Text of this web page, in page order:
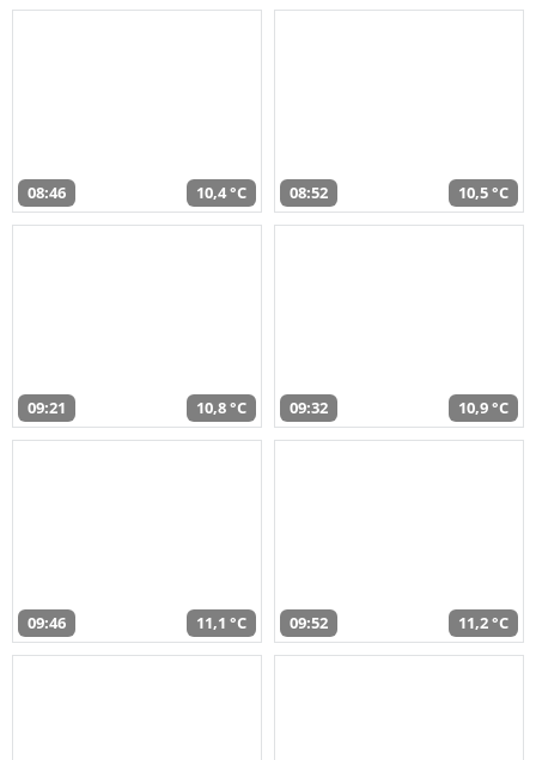
08:46 10,4 °C 08:52 10,5 °C
09:21 10,8 °C 09:32 10,9 °C
09:46 11,1 °C 09:52 11,2 °C